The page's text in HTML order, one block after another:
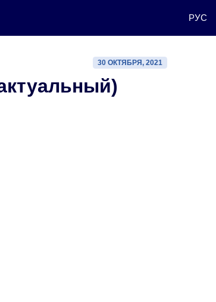
РУС
30 ОКТЯБРЯ, 2021